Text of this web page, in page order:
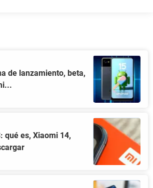
de lanzamiento, beta,
qué es, Xiaomi 14,